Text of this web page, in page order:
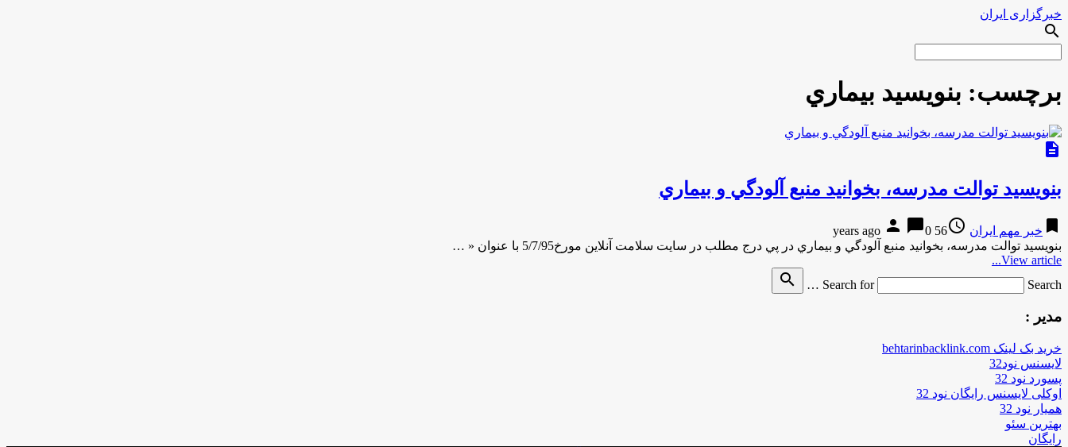
خبرگزاری ایران
search
برچسب: بنويسيد بيماري
description
بنويسيد توالت مدرسه، بخوانيد منبع آلودگي و بيماري
bookmark خبر مهم ایران access_time
56 years ago
person chat_bubble0
بنويسيد توالت مدرسه، بخوانيد منبع آلودگي و بيماري در پي درج مطلب در سايت سلامت آنلاين مورخ5/7/95 با عنوان « …
View article...
Search for
Search …
search
مدیر :
خرید بک لینک behtarinbacklink.com
لایسنس نود32
پسورد نود 32
اوکلی لایسنس رایگان نود 32
همیار نود 32
بهترین سئو
رایگان